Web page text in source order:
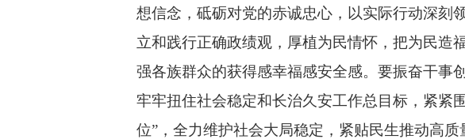
想信念，砥砺对党的赤诚忠心，以实际行动深刻
立和践行正确政绩观，厚植为民情怀，把为民造
强各族群众的获得感幸福感安全感。要振奋干事
牢牢扭住社会稳定和长治久安工作总目标，紧紧
位”，全力维护社会大局稳定，紧贴民生推动高